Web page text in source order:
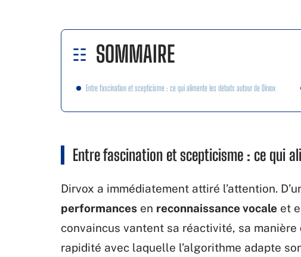
SOMMAIRE
Entre fascination et scepticisme : ce qui alimente les débats autour de Dirvox
Entre fascination et scepticisme : ce qui
Dirvox a immédiatement attiré l’attention.
performances en reconnaissance vocale et
convaincus vantent sa réactivité, sa manière
rapidité avec laquelle l’algorithme adapte